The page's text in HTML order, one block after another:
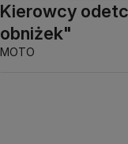
Kierowcy
obniżek"
MOTO